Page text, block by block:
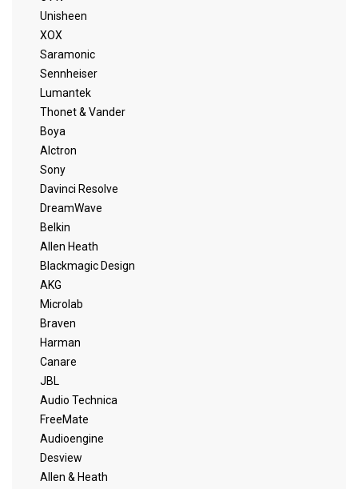
Unisheen
XOX
Saramonic
Sennheiser
Lumantek
Thonet & Vander
Boya
Alctron
Sony
Davinci Resolve
DreamWave
Belkin
Allen Heath
Blackmagic Design
AKG
Microlab
Braven
Harman
Canare
JBL
Audio Technica
FreeMate
Audioengine
Desview
Allen & Heath